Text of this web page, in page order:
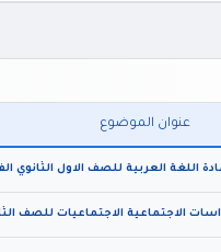
عنوان الموضوع